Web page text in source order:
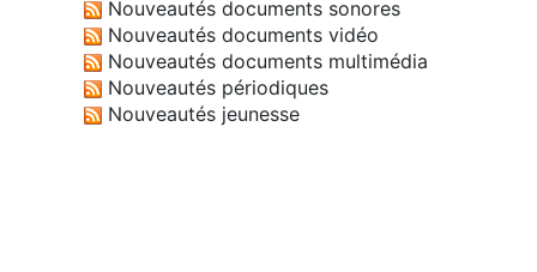
Nouveautés documents sonores
Nouveautés documents vidéo
Nouveautés documents multimédia
Nouveautés périodiques
Nouveautés jeunesse